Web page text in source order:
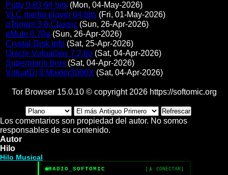
Putty 0.83 64 bits (Mon, 04-May-2026)
VLC media player 64 bits (Fri, 01-May-2026)
uTorrent 3.6 Classic (Sun, 26-Apr-2026)
eMule 0.70a (Sun, 26-Apr-2026)
Crystal Disk Info (Sat, 25-Apr-2026)
Oracle Virtualbox 7.2.6a (Sat, 04-Apr-2026)
Supermario bros (Sat, 04-Apr-2026)
VirtualDj 8 Maxter3000X (Sat, 04-Apr-2026)
Tor Browser 15.0.10 © copyright 2026 https://softomic.org
Los comentarios son propiedad del autor. No somos
responsables de su contenido.
Autor
Hilo
Hilo Musical
RADIO_SOFTOMIC [📡 CONECTAR]